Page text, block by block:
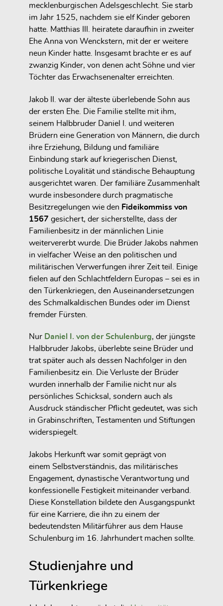
mecklenburgischen Adelsgeschlecht. Sie starb
im Jahr 1525, nachdem sie elf Kinder geboren
hatte. Matthias III. heiratete daraufhin in zweiter
Ehe Anna von Wenckstern, mit der er weitere
neun Kinder hatte. Insgesamt brachte er es auf
zwanzig Kinder, von denen acht Söhne und vier
Töchter das Erwachsenenalter erreichten.
Jakob II. war der älteste überlebende Sohn aus
der ersten Ehe. Die Familie stellte mit ihm,
seinem Halbbruder Daniel I. und weiteren
Brüdern eine Generation von Männern, die durch
ihre Erziehung, Bildung und familiäre
Einbindung stark auf kriegerischen Dienst,
politische Loyalität und ständische Behauptung
ausgerichtet waren. Der familiäre Zusammenhalt
wurde insbesondere durch pragmatische
Besitzregelungen wie den Fideikommiss von
1567 gesichert, der sicherstellte, dass der
Familienbesitz in der männlichen Linie
weitervererbt wurde. Die Brüder Jakobs nahmen
in vielfacher Weise an den politischen und
militärischen Verwerfungen ihrer Zeit teil. Einige
fielen auf den Schlachtfeldern Europas – sei es in
den Türkenkriegen, den Auseinandersetzungen
des Schmalkaldischen Bundes oder im Dienst
fremder Fürsten.
Nur Daniel I. von der Schulenburg, der jüngste
Halbbruder Jakobs, überlebte seine Brüder und
trat später auch als dessen Nachfolger in den
Familienbesitz ein. Die Verluste der Brüder
wurden innerhalb der Familie nicht nur als
persönliches Schicksal, sondern auch als
Ausdruck ständischer Pflicht gedeutet, was sich
in Grabinschriften, Testamenten und Stiftungen
widerspiegelt.
Jakobs Herkunft war somit geprägt von
einem Selbstverständnis, das militärisches
Engagement, dynastische Verantwortung und
konfessionelle Festigkeit miteinander verband.
Diese Konstellation bildete den Ausgangspunkt
für eine Karriere, die ihn zu einem der
bedeutendsten Militärführer aus dem Hause
Schulenburg im 16. Jahrhundert machen sollte.
Studienjahre und
Türkenkriege